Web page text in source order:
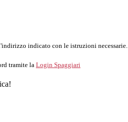
indicato con le istruzioni necessarie.
tramite la Login Spaggiari